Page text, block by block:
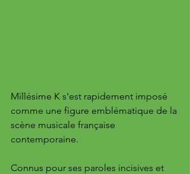
Millésime K s'est rapidement imposé
comme une figure emblématique de la
scène musicale française
contemporaine.
Connus pour ses paroles incisives et